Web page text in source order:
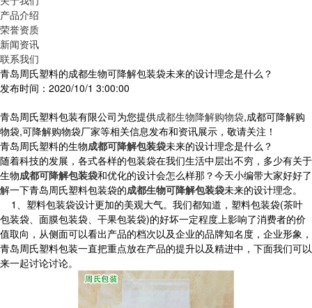
产品介绍
荣誉资质
新闻资讯
联系我们
青岛周氏塑料的成都生物可降解包装袋未来的设计理念是什么？
发布时间：2020/10/1 3:00:00
青岛周氏塑料包装有限公司为您提供成都生物降解购物袋,成都可降解购
物袋,可降解购物袋厂家等相关信息发布和资讯展示，敬请关注！
青岛周氏塑料的生物成都可降解包装袋未来的设计理念是什么？
随着科技的发展，各式各样的包装袋在我们生活中层出不穷，多少有关于
生物成都可降解包装袋和优化的设计会怎么样那？今天小编带大家好好了
解一下青岛周氏塑料包装袋的成都生物可降解包装袋未来的设计理念。
1、塑料包装袋设计更加的美观大气。我们都知道，塑料包装袋(茶叶
包装袋、面膜包装袋、干果包装袋)的好坏一定程度上影响了消费者的价
值取向，从侧面可以看出产品的档次以及企业的品牌知名度，企业形象，
青岛周氏塑料包装一直把重点放在产品的提升以及精进中，下面我们可以
来一起讨论讨论。